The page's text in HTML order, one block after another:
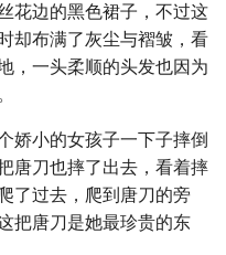
花边的黑色裙子，不过这
却布满了灰尘与褶皱，看
，一头柔顺的头发也因为
娇小的女孩子一下子摔倒
唐刀也摔了出去，看着摔
了过去，爬到唐刀的旁
把唐刀是她最珍贵的东